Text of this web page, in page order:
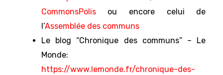
CommonsPolisou encore celui de
l’Assemblée des communs
Le blog “Chronique des communs” – Le
Monde:
https://www.lemonde.fr/chronique-des-